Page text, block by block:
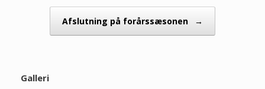
Afslutning på forårssæsonen →
Galleri